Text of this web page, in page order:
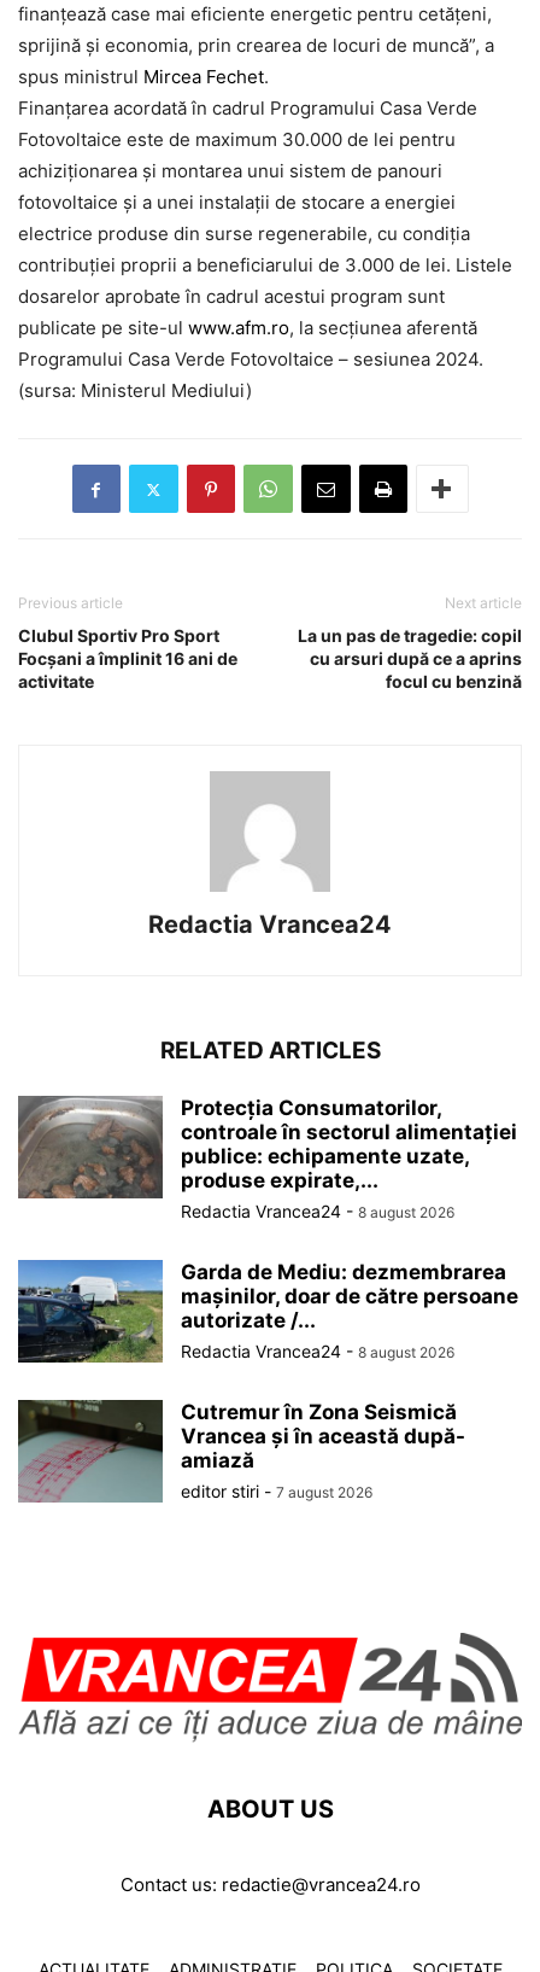
finanțează case mai eficiente energetic pentru cetățeni,
sprijină și economia, prin crearea de locuri de muncă”, a
spus ministrul Mircea Fechet.
Finanţarea acordată în cadrul Programului Casa Verde
Fotovoltaice este de maximum 30.000 de lei pentru
achiziţionarea şi montarea unui sistem de panouri
fotovoltaice şi a unei instalaţii de stocare a energiei
electrice produse din surse regenerabile, cu condiţia
contribuţiei proprii a beneficiarului de 3.000 de lei. Listele
dosarelor aprobate în cadrul acestui program sunt
publicate pe site-ul www.afm.ro, la secțiunea aferentă
Programului Casa Verde Fotovoltaice – sesiunea 2024.
(sursa: Ministerul Mediului)
Previous article
Clubul Sportiv Pro Sport
Focșani a împlinit 16 ani de
activitate
Next article
La un pas de tragedie: copil
cu arsuri după ce a aprins
focul cu benzină
Redactia Vrancea24
RELATED ARTICLES
Protecția Consumatorilor,
controale în sectorul alimentației
publice: echipamente uzate,
produse expirate,...
Redactia Vrancea24 - 8 august 2026
Garda de Mediu: dezmembrarea
mașinilor, doar de către persoane
autorizate /...
Redactia Vrancea24 - 8 august 2026
Cutremur în Zona Seismică
Vrancea și în această după-
amiază
editor stiri - 7 august 2026
ABOUT US
Contact us: redactie@vrancea24.ro